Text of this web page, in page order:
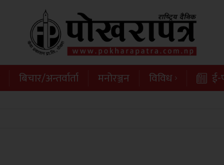
बिचार/अन्तर्वार्ता मनोरञ्जन विविध ई-